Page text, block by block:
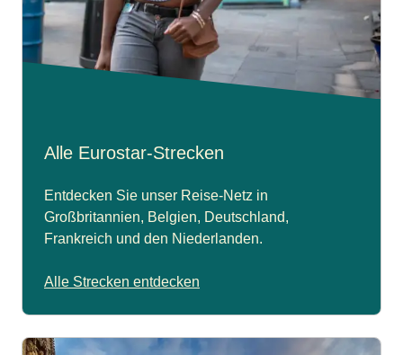
Alle Eurostar-Strecken
Entdecken Sie unser Reise-Netz in
Großbritannien, Belgien, Deutschland,
Frankreich und den Niederlanden.
Alle Strecken entdecken